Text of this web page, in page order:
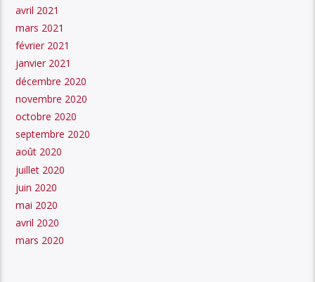
avril 2021
mars 2021
février 2021
janvier 2021
décembre 2020
novembre 2020
octobre 2020
septembre 2020
août 2020
juillet 2020
juin 2020
mai 2020
avril 2020
mars 2020